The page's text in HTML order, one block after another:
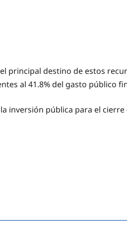
principal destino de estos
al 41.8% del gasto público
inversión pública para el